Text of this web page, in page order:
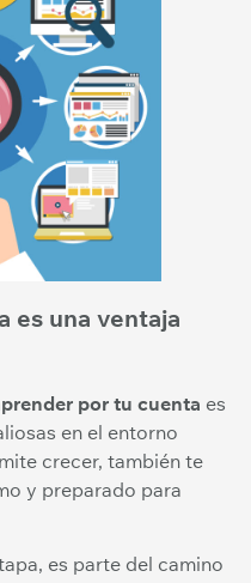
es una ventaja
por tu cuenta es
en el entorno
crecer, también te
y preparado para
es parte del camino